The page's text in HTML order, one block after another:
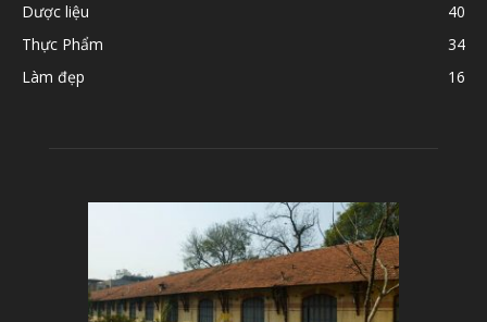
Dược liệu
40
Thực Phẩm
34
Làm đẹp
16